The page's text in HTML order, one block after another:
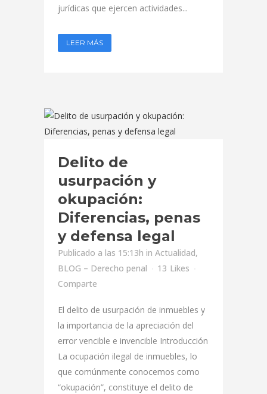
jurídicas que ejercen actividades...
LEER MÁS
Delito de
usurpación y
okupación:
Diferencias, penas
y defensa legal
Publicado a las 15:13h in Actualidad,
BLOG – Derecho penal
13 Likes
Comparte
El delito de usurpación de inmuebles y
la importancia de la apreciación del
error vencible e invencible Introducción
La ocupación ilegal de inmuebles, lo
que comúnmente conocemos como
“okupación”, constituye el delito de